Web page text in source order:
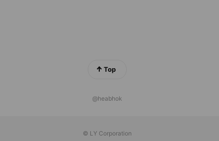
Top
@heabhok
© LY Corporation